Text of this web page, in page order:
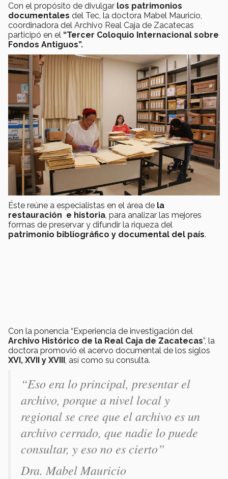
Con el propósito de divulgar los patrimonios
documentales del Tec, la doctora Mabel Mauricio,
coordinadora del Archivo Real Caja de Zacatecas
participó en el “Tercer Coloquio Internacional sobre
Fondos Antiguos”.
Éste reúne a especialistas en el área de la
restauración e historia, para analizar las mejores
formas de preservar y difundir la riqueza del
patrimonio bibliográfico y documental del país.
Con la ponencia “Experiencia de investigación del
Archivo Histórico de la Real Caja de Zacatecas”, la
doctora promovió el acervo documental de los siglos
XVI, XVII y XVIII, así como su consulta.
“Eso era lo principal, presentar el
archivo, porque a nivel local y
regional se cree que el archivo es un
archivo cerrado, que nadie lo puede
consultar, y eso no es cierto”
Dra. Mabel Mauricio